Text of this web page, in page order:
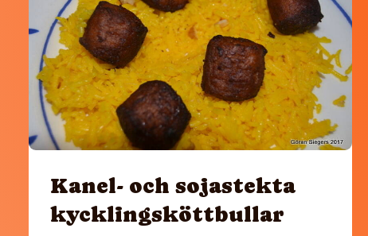
Kanel- och sojastekta
kycklingsköttbullar